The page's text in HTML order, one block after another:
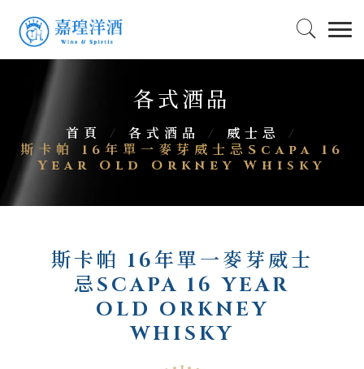
各式酒品
首頁 / 各式酒品 / 威士忌
/
斯卡帕 16年單一麥芽威士忌Scapa 16
Year Old Orkney Whisky
斯卡帕 16年單一麥芽威士
忌SCAPA 16 YEAR
OLD ORKNEY
WHISKY